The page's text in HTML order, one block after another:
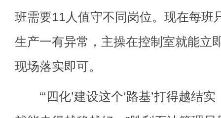
班需要11人值守不同岗位。现在每班
生产一有异常，主操在控制室就能立
现场落实即可。
“‘四化’建设这个‘路基’打得越结